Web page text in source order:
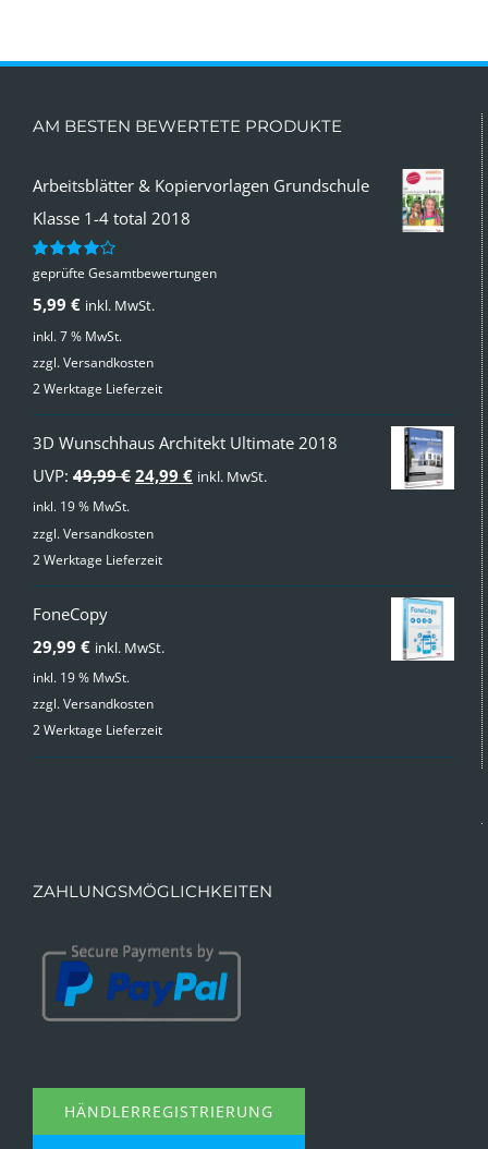
AM BESTEN BEWERTETE PRODUKTE
Arbeitsblätter & Kopiervorlagen Grundschule
Klasse 1-4 total 2018
Bewertet
von 5
geprüfte Gesamtbewertungen
5,99 € inkl. MwSt.
inkl. 7 % MwSt.
zzgl.Versandkosten
2 Werktage Lieferzeit
3D Wunschhaus Architekt Ultimate 2018
UVP: 49,99€ Ursprünglicher
war:
24,99 €Aktueller
inkl. MwSt.
inkl. 19 % MwSt.
zzgl.Versandkosten
2 Werktage Lieferzeit
FoneCopy
29,99 € inkl. MwSt.
inkl. 19 % MwSt.
zzgl.Versandkosten
2 Werktage Lieferzeit
ZAHLUNGSMÖGLICHKEITEN
HÄNDLERREGISTRIERUNG